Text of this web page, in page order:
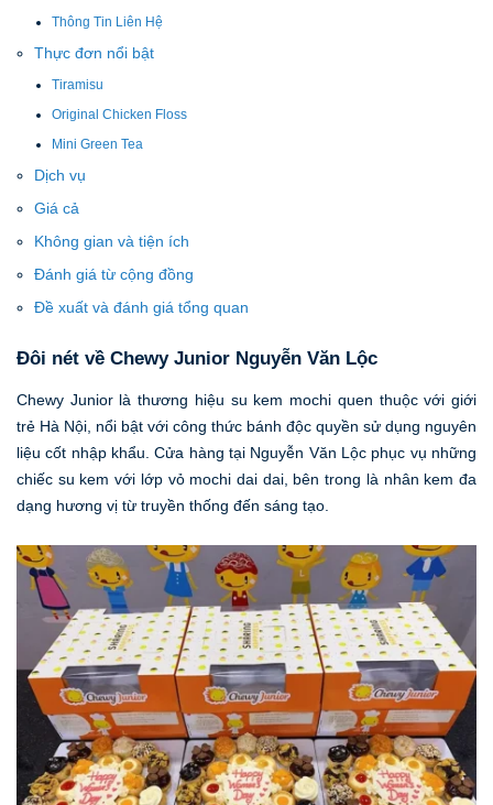
Thông Tin Liên Hệ
Thực đơn nổi bật
Tiramisu
Original Chicken Floss
Mini Green Tea
Dịch vụ
Giá cả
Không gian và tiện ích
Đánh giá từ cộng đồng
Đề xuất và đánh giá tổng quan
Đôi nét về Chewy Junior Nguyễn Văn Lộc
Chewy Junior là thương hiệu su kem mochi quen thuộc với giới
trẻ Hà Nội, nổi bật với công thức bánh độc quyền sử dụng nguyên
liệu cốt nhập khẩu. Cửa hàng tại Nguyễn Văn Lộc phục vụ những
chiếc su kem với lớp vỏ mochi dai dai, bên trong là nhân kem đa
dạng hương vị từ truyền thống đến sáng tạo.